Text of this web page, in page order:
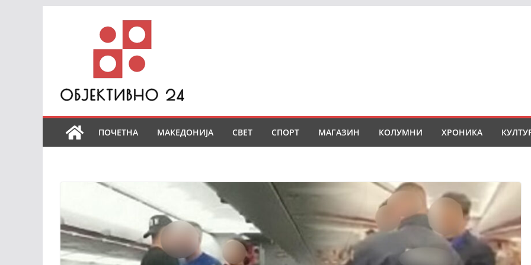
ПОЧЕТНА МАКЕДОНИЈА СВЕТ СПОРТ МАГАЗИН КОЛУМНИ ХРОНИКА